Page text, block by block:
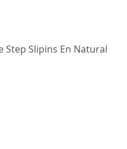
Step Slipins En Natural